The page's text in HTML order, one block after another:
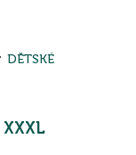
DĚTSKÉ
XXXL